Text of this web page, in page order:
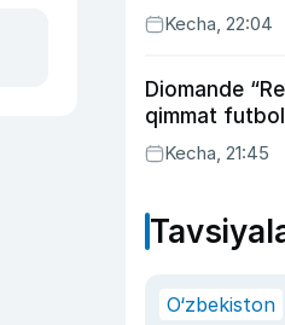
Kecha, 22:04
Diomande
qimmat
Kecha, 21:45
O‘zbekiston